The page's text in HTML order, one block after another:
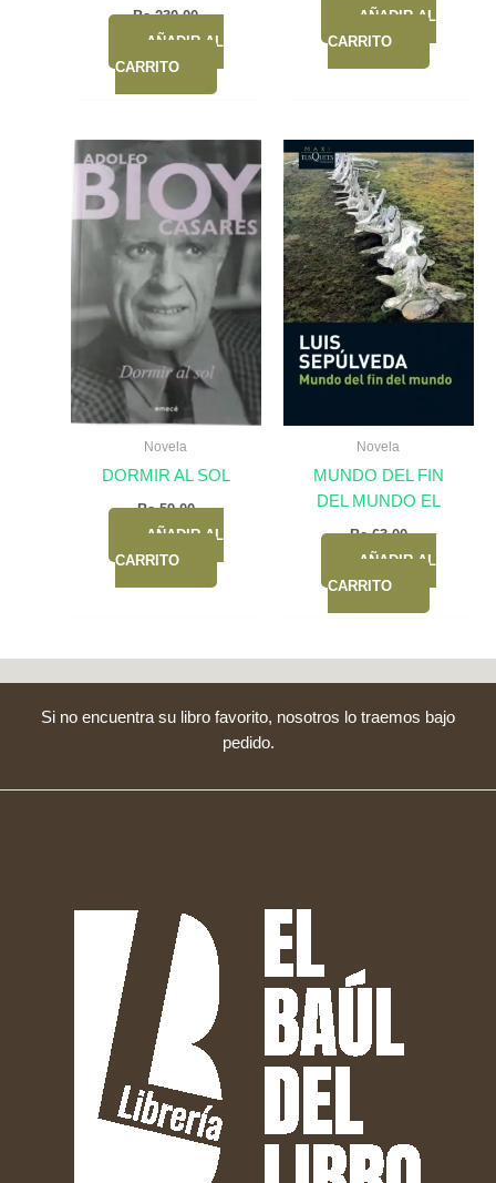
Bs.230,00
AÑADIR AL
CARRITO
AÑADIR AL
CARRITO
Novela
DORMIR AL SOL
Bs.59,00
AÑADIR AL
CARRITO
Novela
MUNDO DEL FIN
DEL MUNDO EL
Bs.63,00
AÑADIR AL
CARRITO
Si no encuentra su libro favorito, nosotros lo traemos bajo
pedido.